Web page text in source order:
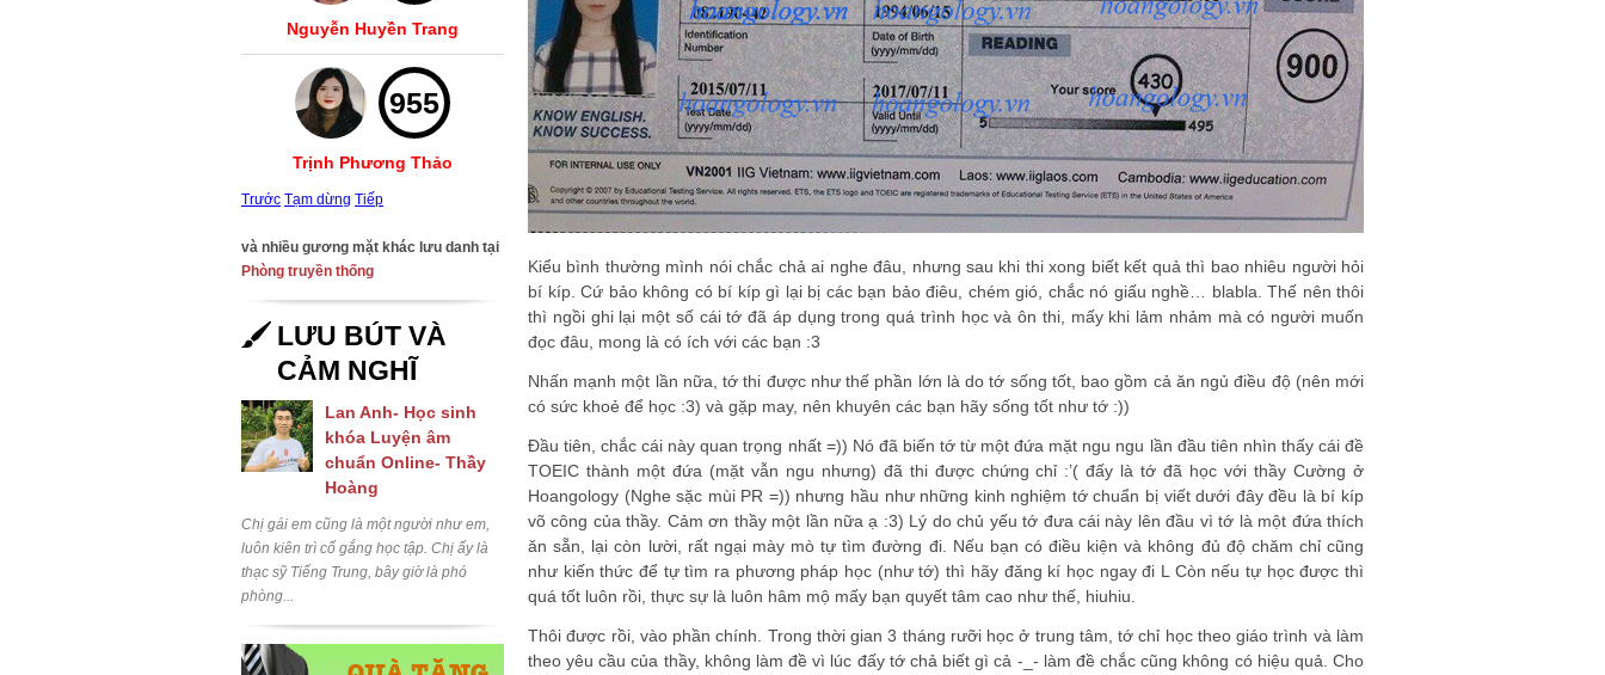
Nguyễn Huyền Trang
955
Trịnh Phương Thảo
Trước Tạm dừng Tiếp
và nhiều gương mặt khác lưu danh tại
Phòng truyền thống
LƯU BÚT VÀ
CẢM NGHĨ
Lan Anh- Học sinh
khóa Luyện âm
chuẩn Online- Thầy
Hoàng
Chị gái em cũng là một người như em,
luôn kiên trì cố gắng học tập. Chị ấy là
thạc sỹ Tiếng Trung, bây giờ là phó
phòng...
Kiểu bình thường mình nói chắc chả ai nghe đâu, nhưng sau khi thi xong biết kết quả thì bao nhiêu người hỏi
bí kíp. Cứ bảo không có bí kíp gì lại bị các bạn bảo điêu, chém gió, chắc nó giấu nghề… blabla. Thế nên thôi
thì ngồi ghi lại một số cái tớ đã áp dụng trong quá trình học và ôn thi, mấy khi lảm nhảm mà có người muốn
đọc đâu, mong là có ích với các bạn :3
Nhấn mạnh một lần nữa, tớ thi được như thế phần lớn là do tớ sống tốt, bao gồm cả ăn ngủ điều độ (nên mới
có sức khoẻ để học :3) và gặp may, nên khuyên các bạn hãy sống tốt như tớ :))
Đầu tiên, chắc cái này quan trọng nhất =)) Nó đã biến tớ từ một đứa mặt ngu ngu lần đầu tiên nhìn thấy cái đề
TOEIC thành một đứa (mặt vẫn ngu nhưng) đã thi được chứng chỉ :’( đấy là tớ đã học với thầy Cường ở
Hoangology (Nghe sặc mùi PR =)) nhưng hầu như những kinh nghiệm tớ chuẩn bị viết dưới đây đều là bí kíp
võ công của thầy. Cảm ơn thầy một lần nữa ạ :3) Lý do chủ yếu tớ đưa cái này lên đầu vì tớ là một đứa thích
ăn sẵn, lại còn lười, rất ngại mày mò tự tìm đường đi. Nếu bạn có điều kiện và không đủ độ chăm chỉ cũng
như kiến thức để tự tìm ra phương pháp học (như tớ) thì hãy đăng kí học ngay đi L Còn nếu tự học được thì
quá tốt luôn rồi, thực sự là luôn hâm mộ mấy bạn quyết tâm cao như thế, hiuhiu.
Thôi được rồi, vào phần chính. Trong thời gian 3 tháng rưỡi học ở trung tâm, tớ chỉ học theo giáo trình và làm
theo yêu cầu của thầy, không làm đề vì lúc đấy tớ chả biết gì cả -_- làm đề chắc cũng không có hiệu quả. Cho